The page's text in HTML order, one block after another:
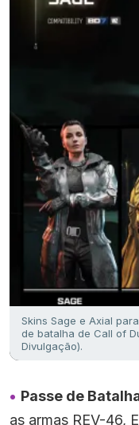
Skins Sage e Axial
de batalha de Call of
Divulgação).
Passe de
as armas REV-46,